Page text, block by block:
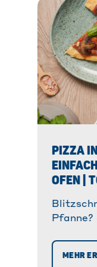
PIZZA
OFEN |
&
Tricks
MEHR